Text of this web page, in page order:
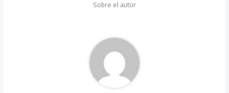
p
p
Sobre el autor